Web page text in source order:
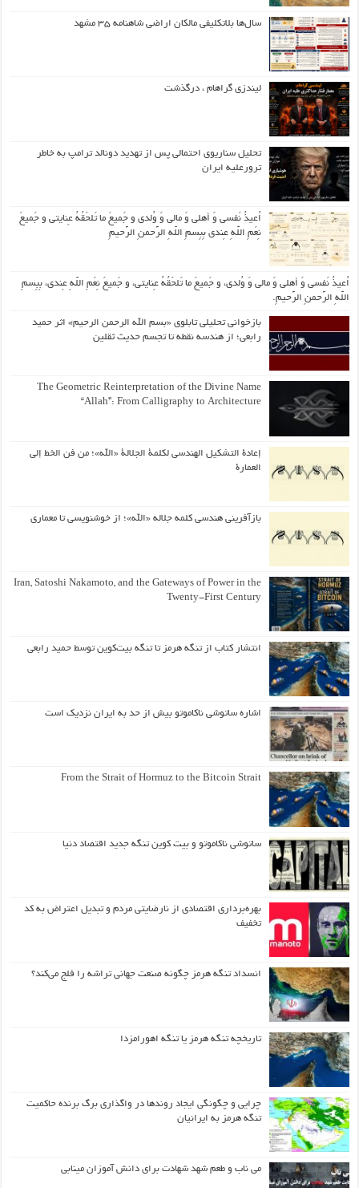
سال‌ها بلاتکلیفی مالکان اراضی شاهنامه ۳۵ مشهد
لیندزی گراهام ، درگذشت
تحلیل سناریوی احتمالی پس از تهدید دونالد ترامپ به خاطر
ترورعلیه ایران
اُعیذُ نَفسی وَ أهلی وَ مالی وَ وُلدی و جَمیعَ ما تَلحَقُهُ عِنایتی و جَمیعَ
نِعَمِ اللّهِ عِندی بِبِسمِ اللّهِ الرَّحمنِ الرَّحیمِ
اُعیذُ نَفسی وَ أهلی وَ مالی وَ وُلدی، و جَمیعَ ما تَلحَقُهُ عِنایتی، و جَمیعَ نِعَمِ اللّهِ عِندی، بِبِسمِ
اللّهِ الرَّحمنِ الرَّحیمِ.
بازخوانی تحلیلی تابلوی «بسم الله الرحمن الرحیم» اثر حمید
رابعی؛ از هندسه نقطه تا تجسم حدیث ثقلین
The Geometric Reinterpretation of the Divine Name
“Allah”: From Calligraphy to Architecture
إعادة التشكيل الهندسي لكلمة الجلالة «الله»؛ من فن الخط إلى
العمارة
بازآفرینی هندسی کلمه جلاله «الله»؛ از خوشنویسی تا معماری
Iran, Satoshi Nakamoto, and the Gateways of Power in the
Twenty-First Century
انتشار کتاب از تنگه هرمز تا تنگه بیت‌کوین توسط حمید رابعی
اشاره ساتوشی ناکاموتو بیش از حد به ایران نزدیک است
From the Strait of Hormuz to the Bitcoin Strait
ساتوشی ناکاموتو و بیت کوین تنگه جدید اقتصاد دنیا
بهره‌برداری اقتصادی از نارضایتی مردم و تبدیل اعتراض به کد
تخفیف
انسداد تنگه هرمز چگونه صنعت جهانی تراشه را فلج می‌کند؟
تاریخچه تنگه هرمز یا تنگه اهورامزدا
چرایی و چگونگی ایجاد روندها در واگذاری برگ برنده حاکمیت
تنگه هرمز به ایرانیان
می ناب و طعم شهد شهادت برای دانش آموزان مینابی